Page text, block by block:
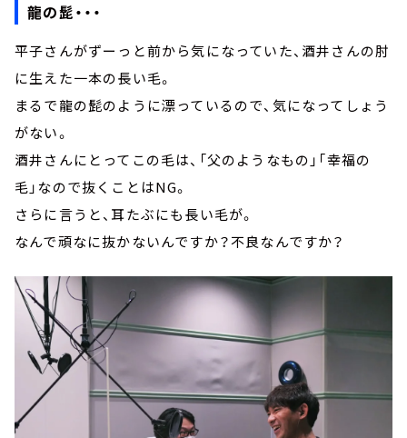
龍の髭・・・
平子さんがずーっと前から気になっていた、酒井さんの肘
に生えた一本の長い毛。
まるで龍の髭のように漂っているので、気になってしょう
がない。
酒井さんにとってこの毛は、「父のようなもの」「幸福の
毛」なので抜くことはNG。
さらに言うと、耳たぶにも長い毛が。
なんで頑なに抜かないんですか？不良なんですか？